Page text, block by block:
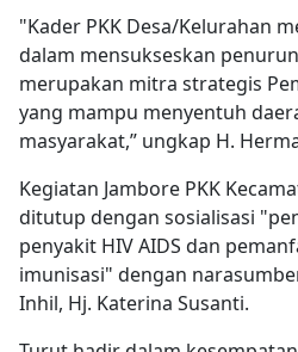
"Kader PKK Desa/Kelurahan
dalam mensukseskan
merupakan mitra strategis
yang mampu menyentuh
masyarakat,” ungkap H.
Kegiatan Jambore PKK
ditutup dengan sosialisasi
penyakit HIV AIDS dan
imunisasi" dengan
Inhil, Hj. Katerina Susanti.